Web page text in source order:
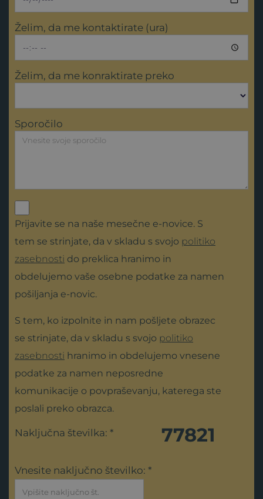
Želim, da me kontaktirate (ura)
Želim, da me konraktirate preko
Sporočilo
Prijavite se na naše mesečne e-novice. S
tem se strinjate, da v skladu s svojo politiko
zasebnosti do preklica hranimo in
obdelujemo vaše osebne podatke za namen
pošiljanja e-novic.
S tem, ko izpolnite in nam pošljete obrazec
se strinjate, da v skladu s svojo politiko
zasebnosti hranimo in obdelujemo vnesene
podatke za namen neposredne
komunikacije o povpraševanju, katerega ste
poslali preko obrazca.
Naključna številka: * 77821
Vnesite naključno številko: *